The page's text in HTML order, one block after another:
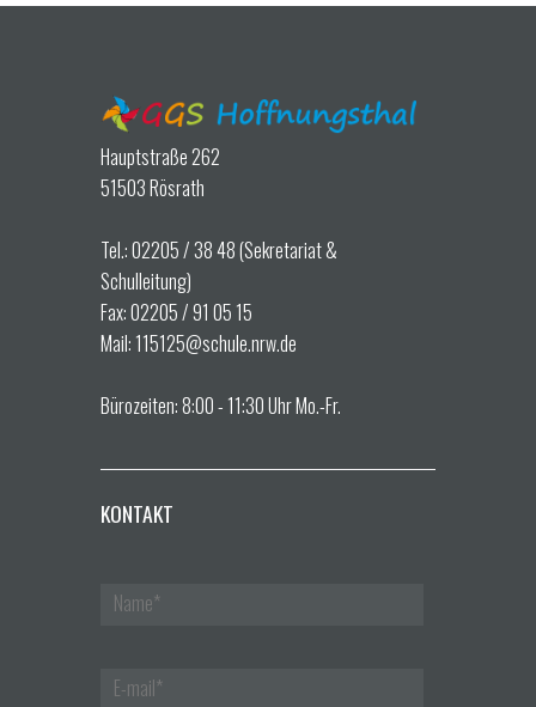
Hauptstraße 262
51503 Rösrath
Tel.: 02205 / 38 48 (Sekretariat &
Schulleitung)
Fax: 02205 / 91 05 15
Mail: 115125@schule.nrw.de
Bürozeiten: 8:00 - 11:30 Uhr Mo.-Fr.
KONTAKT